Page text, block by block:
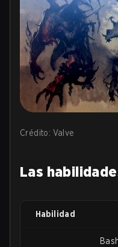
Crédito: Valve
Las
Habilidad